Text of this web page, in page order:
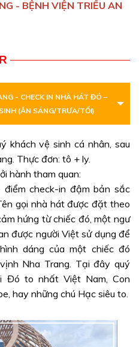
- BỆNH VIỆN TRIỀU AN
- CHECK IN NHÀ HÁT ĐÓ –
(ĂN SÁNG/TRƯA/TỐI)
khách vệ sinh cá nhân, sau
Thực đơn: tô + ly.
hành tham quan:
điểm check-in đậm bản sắc
gọi nhà hát được đặt theo
hứng từ chiếc đó, một ngư
được người Việt sử dụng để
dáng của một chiếc đó
Nha Trang. Tại đây quý
Đó to nhất Việt Nam, Con
hay những chú Hạc siêu to.